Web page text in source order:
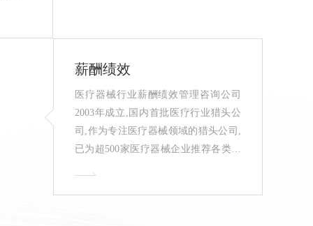
薪酬绩效
医疗器械行业薪酬绩效管理咨询公司
2003年成立,国内首批医疗行业猎头公
司,作为专注医疗器械领域的猎头公司,
已为超500家医疗器械企业推荐各类中